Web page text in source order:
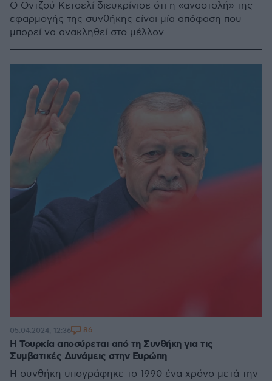
Ο Οντζού Κετσελί διευκρίνισε ότι η «αναστολή» της
εφαρμογής της συνθήκης είναι μία απόφαση που
μπορεί να ανακληθεί στο μέλλον
Η Τουρκία αποσύρεται από τη Συνθήκη για τις
Συμβατικές Δυνάμεις στην Ευρώπη
H συνθήκη υπογράφηκε το 1990 ένα χρόνο μετά την
05.04.2024, 12:36 86